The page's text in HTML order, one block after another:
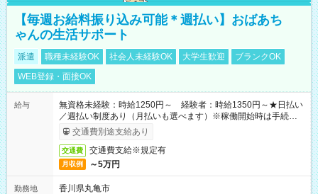
【毎週お給料振り込み可能＊週払い】おばあち
ゃんの生活サポート
派遣 職種未経験OK 社会人未経験OK 大学生歓迎
ブランクOK
WEB登録・面接OK
給与
無資格未経験：時給1250円～ 経験者：時給1350円～★日払い
／週払い制度あり（月払いも選べます）※稼働開始時は手続き完
了次第のお支払いとなります。
交通費別途支給あり
交通費 交通費支給※規定有
月収例 ～5万円
勤務地
香川県丸亀市